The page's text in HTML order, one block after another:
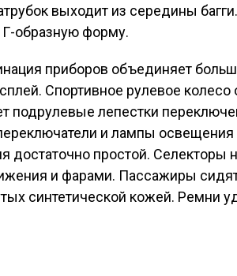
выходит из середины
образную форму.
приборов объединяет
Спортивное рулевое колесо
подрулевые лепестки
и лампы
достаточно простой. Селекторы
и фарами. Пассажиры
синтетической кожей. Ремни